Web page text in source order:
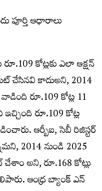
పూర్తి ఆధారాలు
రూ.109 కోట్లకు ఎలా ఆక్షన్
చేసినవి కాదుఅని, 2014
రూ.109 కోట్ల 11
ఇచ్చింది రూ.109 కోట్ల
ఆర్బీఐ, సెబీ రిజిస్టర్
2014 నుండి 2025
అని, రూ.168 కోట్లు
ఆంధ్ర బ్యాంక్ ఎన్